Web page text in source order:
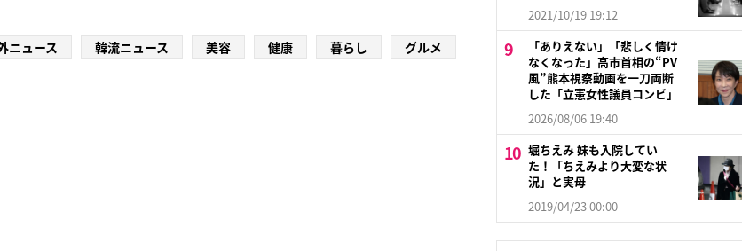
ニュース 韓流ニュース 美容 健康 暮らし グルメ
2021/10/19 19:12
「ありえない」「悲しく情け
なくなった」高市首相の“PV
風”熊本視察動画を一刀両断
した「立憲女性議員コンビ」
2026/08/06 19:40
堀ちえみ 妹も入院してい
た！「ちえみより大変な状
況」と実母
2019/04/23 00:00